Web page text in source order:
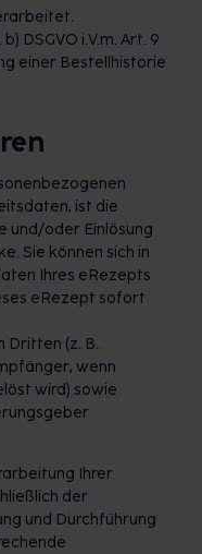
DSGVO i.V.m. Art. 9
einer Bestellhistorie
ist die
und/oder Einlösung
Sie können sich in
Ihres eRezepts
eRezept sofort
Dritten (z. B.
wenn
wird) sowie
Ihrer
der
und Durchführung